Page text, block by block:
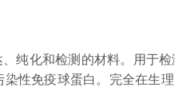
、纯化和检测的材料。用于
性免疫球蛋白。完全在生